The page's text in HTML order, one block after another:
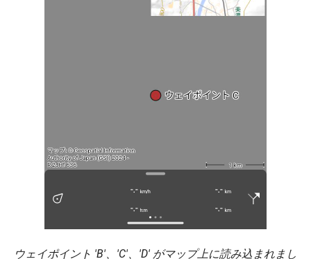
ウェイポイント 'B'、'C'、'D' がマップ上に読み込まれまし